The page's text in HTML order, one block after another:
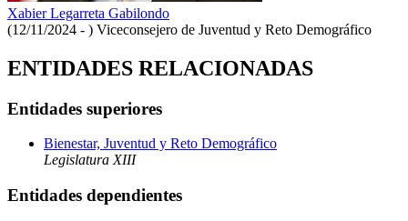
Xabier Legarreta Gabilondo
(12/11/2024 - ) Viceconsejero de Juventud y Reto Demográfico
ENTIDADES RELACIONADAS
Entidades superiores
Bienestar, Juventud y Reto Demográfico
Legislatura XIII
Entidades dependientes